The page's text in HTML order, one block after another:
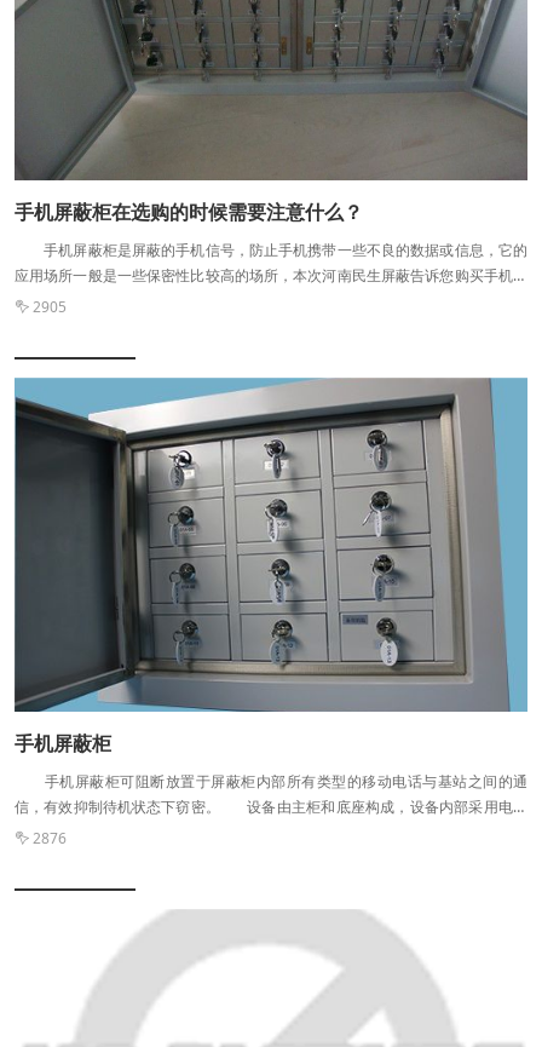
《手机屏蔽产品技术要求和测试方法》的要求。 手机屏蔽柜 二、手机
屏蔽柜的使用方法及常见尺寸 柜体出厂配有开箱特质卡+指纹识别功能，可
针对每一个箱子独立授权使用。在存放柜子前由管理员刷卡，用户才有权限录入
指纹获得使用授权，此后用户只需刷指纹，即可使用。 常见箱数：32门。
外观尺寸：长776mm*高459mm*厚241mm 底柜尺寸：长776mm*高
600mm*厚350mm 箱内尺寸：长200mm*宽122mm*高*30.5mm 净
重：28KG
手机屏蔽柜在选购的时候需要注意什么？
手机屏蔽柜是屏蔽的手机信号，防止手机携带一些不良的数据或信息，它的
应用场所一般是一些保密性比较高的场所，本次河南民生屏蔽告诉您购买手机屏
蔽柜的时候需要注意什么？手机屏蔽柜的质量是很重要的，所以质量以及它的后
上对产品的优劣进行判断。 第三，在选择的时候，注意产品的空间，看是否
有夹层设计，面积有多大。 第四，从原材料上进行区分，有的屏蔽柜用的是
铁皮，有的用的是钢板。 河南民生手机屏蔽柜 第五，查看屏蔽柜是否
拥有自主产权，这样可以限度的..物品的..，不会因为碰撞等导致使用故障。
第六，从质量上看，是否具有CE..，是否可以有效的隔离电磁辐射，..不会因为手
机辐射而错误开箱。采用进口芯片，系统稳定可靠。 第七，系统灵活，可以
根据客户的实际情况进行解决，为客户提供..的服务。 第八，售后服务。手
机屏蔽柜在购买之后会持续使用，在使用过程中难免会出现一些小问题，..的售
后服务让您没有后顾之忧。 河南民生手机屏蔽柜 手机中含有的数据是
很多的，所以一些场所会让您把手机暂存，如果您对于手机屏蔽柜有什么想要了
解的，建议您电话咨询我们，或是在网站留言，我们会尽快的回复并为您解答。
 2905
手机屏蔽柜
手机屏蔽柜可阻断放置于屏蔽柜内部所有类型的移动电话与基站之间的通
信，有效抑制待机状态下窃密。 设备由主柜和底座构成，设备内部采用电镀
处理，高温烤漆，具有极高的耐磨性及防腐蚀性。底座分为左右两个杂物柜，主
理，表面高温烤漆，具高耐磨性及防腐性，防辐射性能强，屏蔽效能大于65dB,
可有效抑制移动电话信号的泄漏，并可同时存放多部移动电话，每个抽屉采用安
全式信箱锁，独立式管理。适应于党政机关，军队，会议室，考试场所等涉密场
所的移动电话集中管理，不受用电环境的影响。 手机屏蔽柜的产品特点：
款式多样:可以选择20格放置超大屏手机或者选择30格放置普通大屏手机，
12格壁挂式。 外观精美:内部电镀处理，高温烤漆，外观更加精美；内部抽
 2876